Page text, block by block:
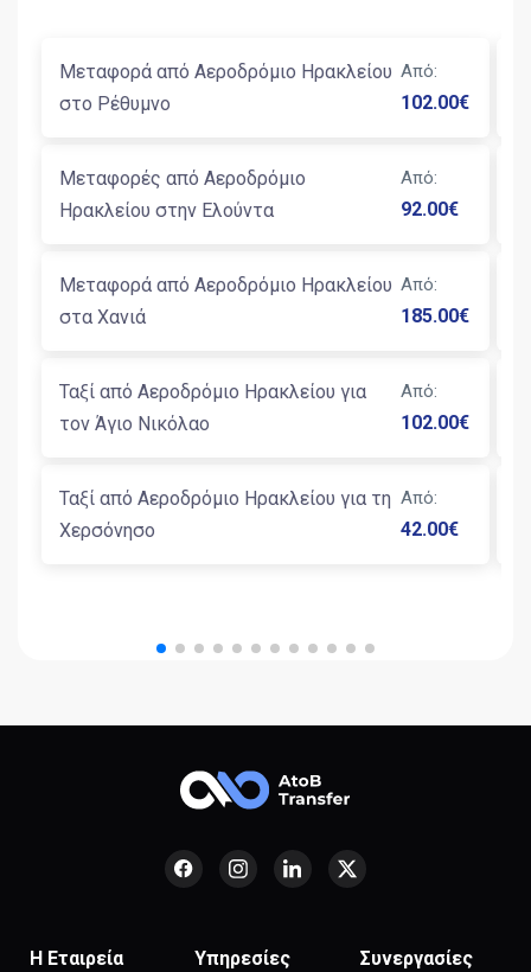
Μεταφορά από Αεροδρόμιο Ηρακλείου
στο Ρέθυμνο
Από:
102.00€
Μεταφορές από Αεροδρόμιο
Ηρακλείου στην Ελούντα
Από:
92.00€
Μεταφορά από Αεροδρόμιο Ηρακλείου
στα Χανιά
Από:
185.00€
Ταξί από Αεροδρόμιο Ηρακλείου για
τον Άγιο Νικόλαο
Από:
102.00€
Ταξί από Αεροδρόμιο Ηρακλείου για τη
Χερσόνησο
Από:
42.00€
Η Εταιρεία Υπηρεσίες Συνεργασίες